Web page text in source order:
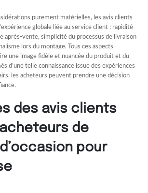
purement matérielles, les avis clients
globale liée au service client : rapidité
après-vente, simplicité du processus de livraison
lors du montage. Tous ces aspects
une image fidèle et nuancée du produit et du
d’une telle connaissance issue des expériences
les acheteurs peuvent prendre une décision
des avis clients
de
pour